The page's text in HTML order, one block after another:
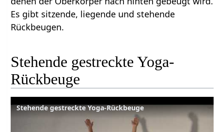
Es gibt sitzende, liegende und stehende
Rückbeugen.
Stehende gestreckte Yoga-
Rückbeuge
Stehende gestreckte Yoga-Rückbeuge